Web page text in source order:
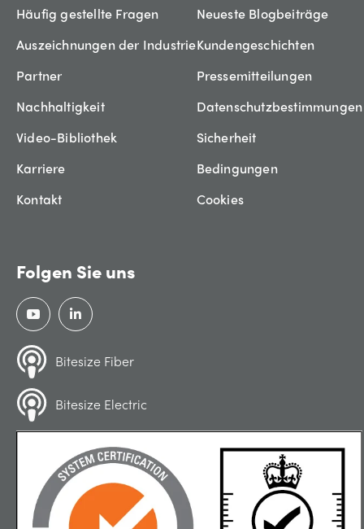
Häufig gestellte Fragen
Auszeichnungen der Industrie
Partner
Nachhaltigkeit
Video-Bibliothek
Karriere
Kontakt
Neueste Blogbeiträge
Kundengeschichten
Pressemitteilungen
Datenschutzbestimmungen
Sicherheit
Bedingungen
Cookies
Folgen Sie uns
Bitesize Fiber
Bitesize Electric